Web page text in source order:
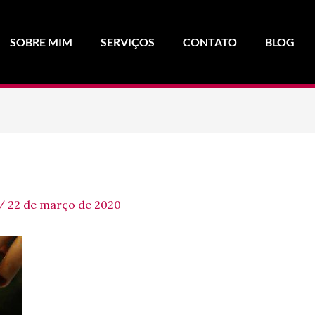
SOBRE MIM SERVIÇOS CONTATO BLOG
/ 22 de março de 2020